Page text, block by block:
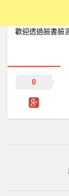
歡迎透過臉書臉
0